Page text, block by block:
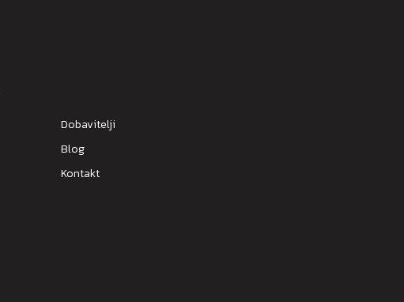
Dobavitelji
Blog
Kontakt